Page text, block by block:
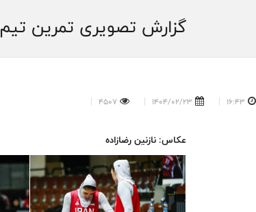
گزارش تصویری تمرین تیم
16:43
1404/02/23
4507
عکاس: نازنین رضازاده